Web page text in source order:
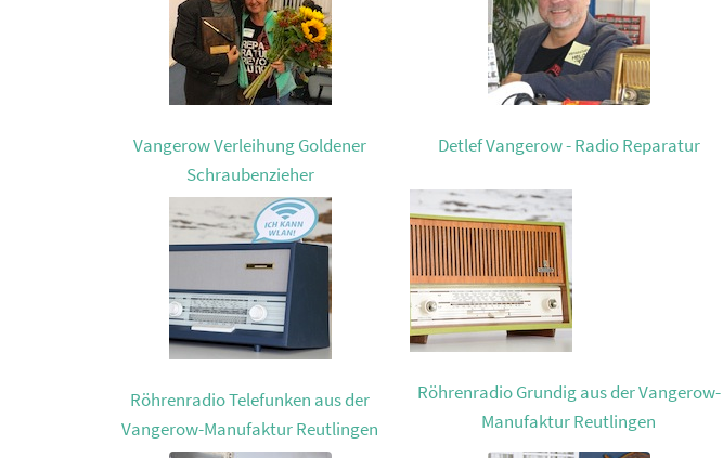
Vangerow Verleihung Goldener
Schraubenzieher
Detlef Vangerow - Radio Reparatur
Röhrenradio Telefunken aus der
Vangerow-Manufaktur Reutlingen
Röhrenradio Grundig aus der Vangerow-
Manufaktur Reutlingen